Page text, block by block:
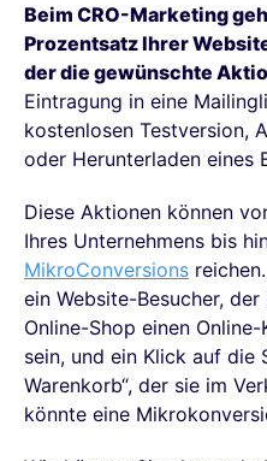
Beim CRO-Marketing
Prozentsatz Ihrer
der die gewünschte
Eintragung in eine
kostenlosen Testversion,
oder Herunterladen eines
Diese Aktionen können
Ihres Unternehmens bis
MikroConversions
ein Website-Besucher,
Online-Shop einen
sein, und ein Klick auf die
Warenkorb“, der sie im
könnte eine